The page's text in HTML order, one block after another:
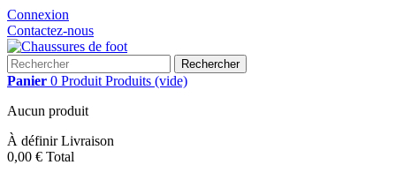
Connexion
Contactez-nous
Rechercher
Panier 0 Produit Produits (vide)
Aucun produit
À définirLivraison
0,00 € Total